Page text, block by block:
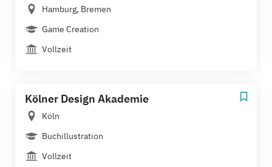
Hamburg, Bremen
Game Creation
Vollzeit
Kölner Design Akademie
Köln
Buchillustration
Vollzeit